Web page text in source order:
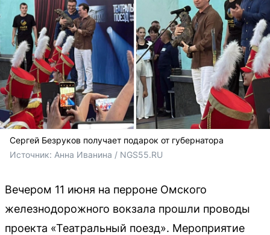
Сергей Безруков получает подарок от губернатора
Источник: Анна Иванина / NGS55.RU
Вечером 11 июня на перроне Омского
железнодорожного вокзала прошли проводы
проекта «Театральный поезд». Мероприятие